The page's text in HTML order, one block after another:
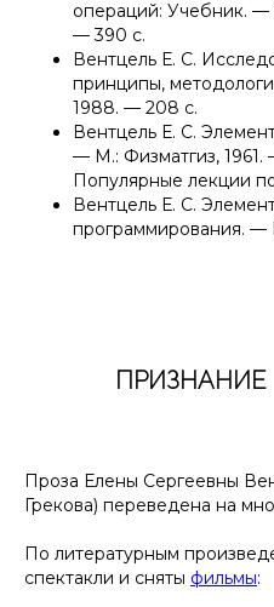
операций: Учебник. —
— 390 с.
Вентцель Е. С.
принципы,
1988. — 208 с.
Вентцель Е. С.
— М.: Физматгиз,
Популярные лекции
Вентцель Е. С.
программирования. —
ПРИЗНАНИЕ
Проза Елены Сергеевны
Грекова) переведена на
По литературным
спектакли и сняты фильмы: